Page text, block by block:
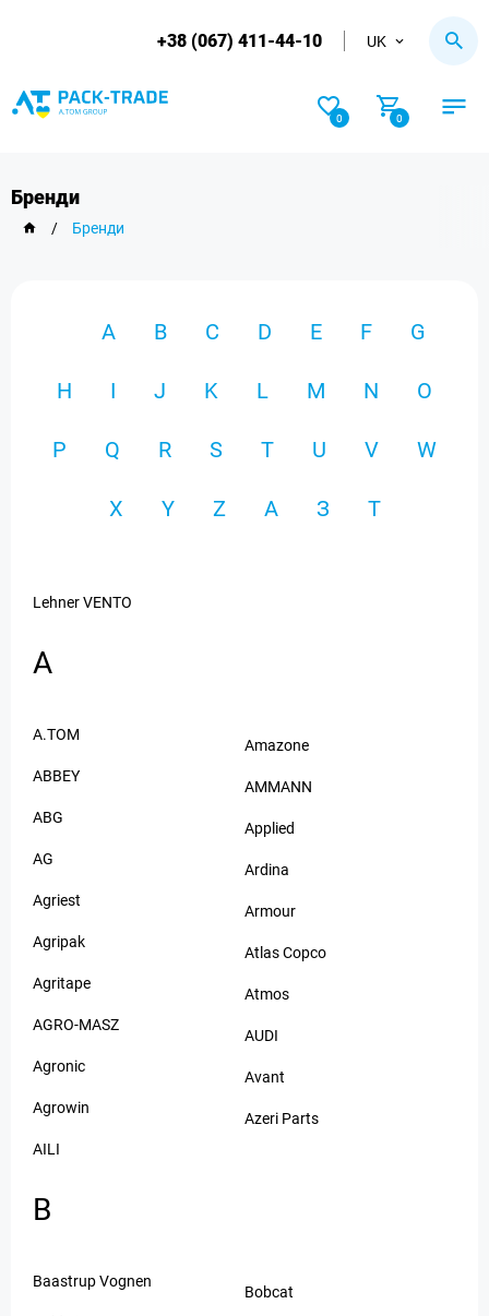
+38 (067) 411-44-10 UK
0 0
Бренди
/ Бренди
A B C D E F G
H I J K L M N O
P Q R S T U V W
X Y Z А З Т
Lehner VENTO
A
A.TOM
ABBEY
ABG
AG
Agriest
Agripak
Agritape
AGRO-MASZ
Agronic
Agrowin
AILI
Amazone
AMMANN
Applied
Ardina
Armour
Atlas Copco
Atmos
AUDI
Avant
Azeri Parts
B
Baastrup Vognen
Bobcat